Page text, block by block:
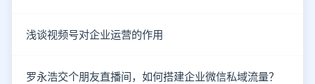
浅谈视频号对企业运营的作用
罗永浩交个朋友直播间，如何搭建企业微信私域流量？